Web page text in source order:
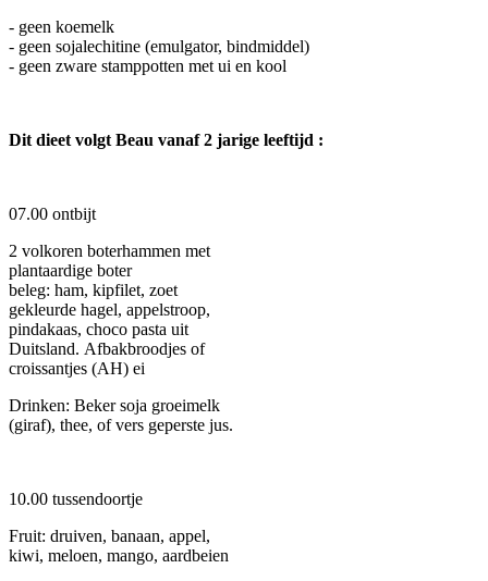
- geen koemelk
- geen sojalechitine (emulgator, bindmiddel)
- geen zware stamppotten met ui en kool
Dit dieet volgt Beau vanaf 2 jarige leeftijd :
07.00 ontbijt
2 volkoren boterhammen met
plantaardige boter
beleg: ham, kipfilet, zoet
gekleurde hagel, appelstroop,
pindakaas, choco pasta uit
Duitsland. Afbakbroodjes of
croissantjes (AH) ei
Drinken: Beker soja groeimelk
(giraf), thee, of vers geperste jus.
10.00 tussendoortje
Fruit: druiven, banaan, appel,
kiwi, meloen, mango, aardbeien